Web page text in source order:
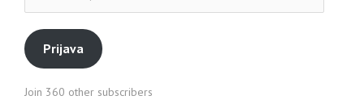
pošte
Prijava
Join 360 other subscribers